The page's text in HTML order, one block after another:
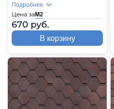
Цена за М2
670 руб.
Подробнее
В корзину